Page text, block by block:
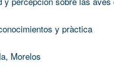
y pràctica
Morelos